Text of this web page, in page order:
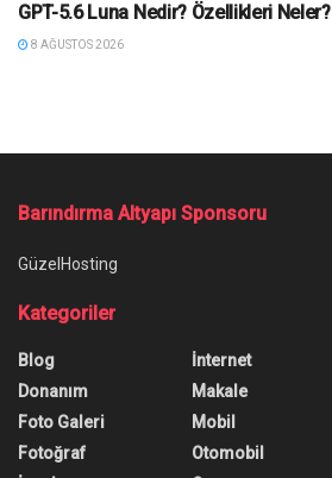
GPT-5.6 Luna Nedir? Özellikleri Neler?
8 AĞUSTOS 2026
Barındırma Altyapı Sponsoru
GüzelHosting
Kategoriler
Blog
Donanım
Foto Galeri
Fotoğraf
İnternet
Makale
Mobil
Otomobil